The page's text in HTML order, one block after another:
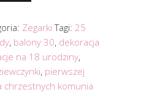
Zegarki Tagi: 25
, balony 30, dekoracja
na 18 urodziny,
, pierwszej
chrzestnych komunia